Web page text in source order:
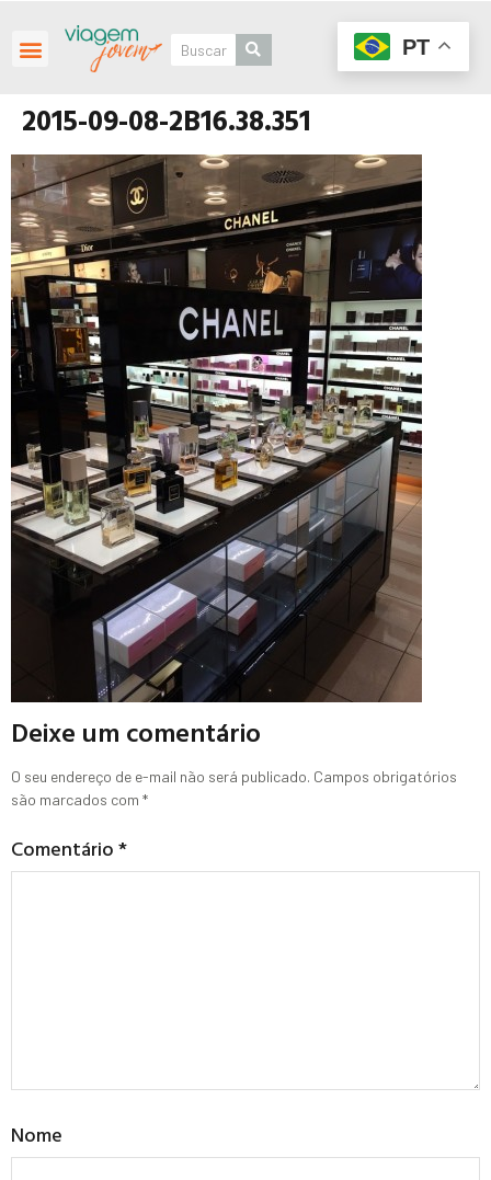
2015-09-08-2B16.38.351
Deixe um comentário
O seu endereço de e-mail não será publicado. Campos obrigatórios
são marcados com *
Comentário*
Nome
PT